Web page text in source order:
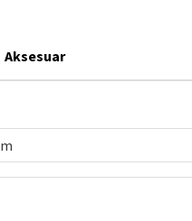
Aksesuar